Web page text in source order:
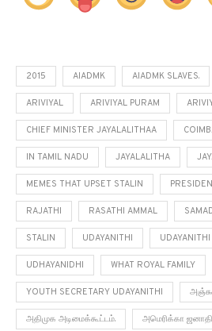
2015 AIADMK AIADMK SLAVES.
ARIVIYAL ARIVIYAL PURAM
CHIEF MINISTER JAYALALITHAA
IN TAMIL NADU JAYALALITHA
MEMES THAT UPSET STALIN
RAJATHI RASATHI AMMAL
STALIN UDAYANITHI
UDHAYANIDHI WHAT ROYAL FAMILY
YOUTH SECRETARY UDAYANITHI
அதிமுக அடிமைக்கூட்டம். அமெரிக்கா